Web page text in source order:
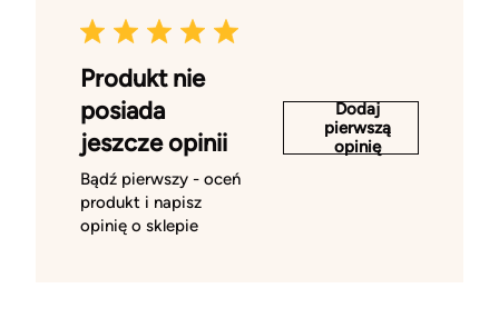
Produkt nie
posiada
jeszcze opinii
Bądź pierwszy - oceń
produkt i napisz
opinię o sklepie
Dodaj
pierwszą
opinię